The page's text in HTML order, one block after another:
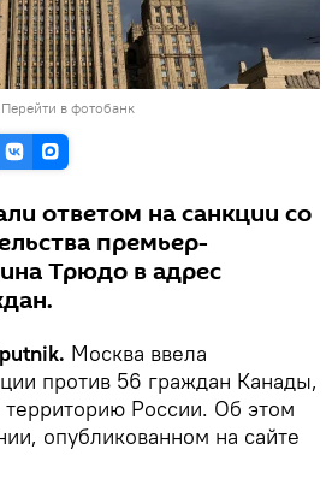
Перейти в фотобанк
ответом на санкции со
премьер-
Трюдо в адрес
Москва ввела
против 56 граждан Канады,
России․ Об этом
опубликованном на сайте